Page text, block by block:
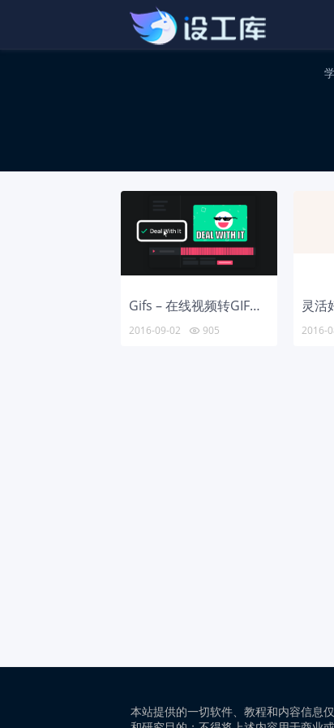
Gifs – 在线视频转GIF图片工具
2016-09-02  905 2016-
本站提供的一切软件、教程和内容信息